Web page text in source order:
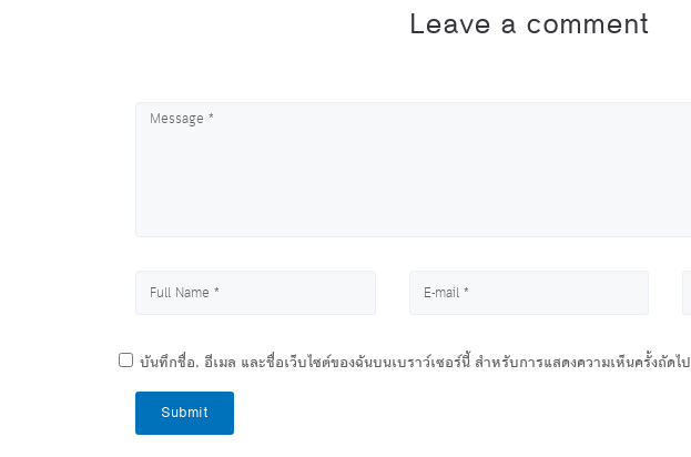
Leave a comment
บันทึกชื่อ, อีเมล และชื่อเว็บไซต์ของฉันบนเบราว์เซอร์นี้ สำหรับการแสดงความเห็นครั้งถัดไป
Submit